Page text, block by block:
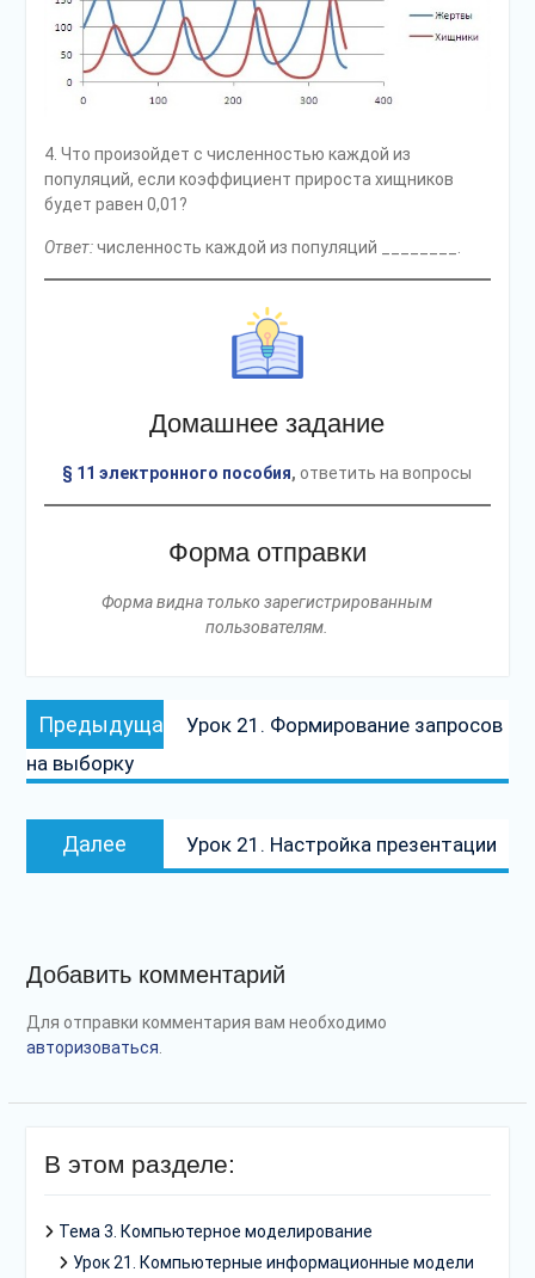
4. Что произойдет с численностью каждой из
популяций, если коэффициент прироста хищников
будет равен 0,01?
Ответ:численность каждой из популяций ________.
Домашнее задание
§ 11 электронного пособия, ответить на вопросы
Форма отправки
Форма видна только зарегистрированным
пользователям.
Навигация
по
записям
Предыдущая
Предыдущая
запись:
Урок 21. Формирование запросов
на выборку
Далее
запись:
Урок 21. Настройка презентации
Добавить комментарий
Для отправки комментария вам необходимо
авторизоваться.
В этом разделе:
Тема 3. Компьютерное моделирование
Урок 21. Компьютерные информационные модели